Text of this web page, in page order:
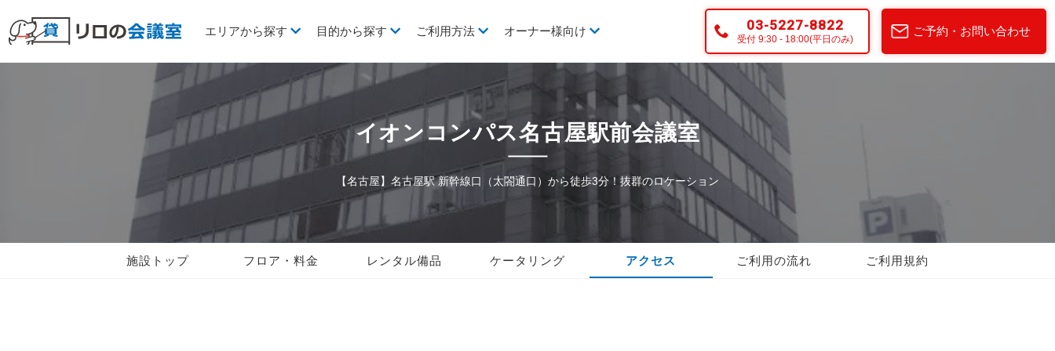
エリアから探す 目的から探す ご利用方法 オーナー様向け 03-5227-8822
受付 9:30 - 18:00(平日のみ)
ご予約・お問い合わせ
イオンコンパス名古屋駅前会議室
【名古屋】名古屋駅 新幹線口（太閤通口）から徒歩3分！抜群のロケーション
施設トップ フロア・料金 レンタル備品 ケータリング アクセス ご利用の流れ ご利用規約